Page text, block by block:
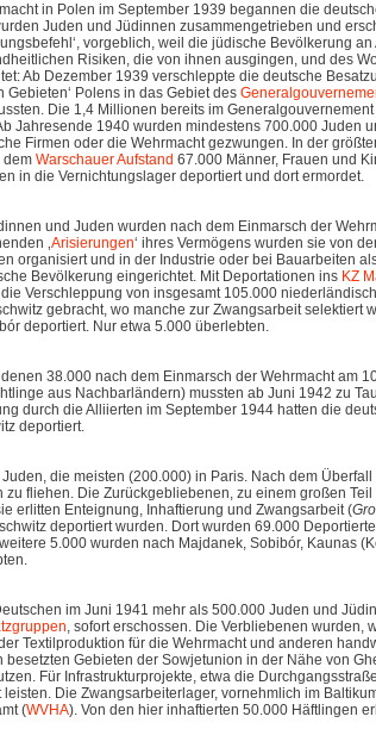
in Polen im September 1939 begannen die
Juden und Jüdinnen zusammengetrieben und
vorgeblich, weil die jüdische Bevölkerung an
Risiken, die von ihnen ausgingen, und des
Ab Dezember 1939 verschleppte die deutsche
Polens in das Gebiet des
Die 1,4 Millionen bereits im
Jahresende 1940 wurden mindestens 700.000 Juden
Firmen oder die Wehrmacht gezwungen. In der
dem Warschauer Aufstand 67.000 Männer, Frauen und
in die Vernichtungslager deportiert und dort ermordet.
und Juden wurden nach dem Einmarsch der
‚Arisierungen‘ ihres Vermögens wurden sie von
organisiert und in der Industrie oder bei Bauarbeiten
Bevölkerung eingerichtet. Mit Deportationen ins KZ
Verschleppung von insgesamt 105.000
gebracht, wo manche zur Zwangsarbeit selektiert
deportiert. Nur etwa 5.000 überlebten.
38.000 nach dem Einmarsch der Wehrmacht am
aus Nachbarländern) mussten ab Juni 1942 zu
durch die Alliierten im September 1944 hatten die
deportiert.
die meisten (200.000) in Paris. Nach dem
fliehen. Die Zurückgebliebenen, zu einem großen Teil
erlitten Enteignung, Inhaftierung und Zwangsarbeit (
deportiert wurden. Dort wurden 69.000
5.000 wurden nach Majdanek, Sobibór, Kaunas
im Juni 1941 mehr als 500.000 Juden und
, sofort erschossen. Die Verbliebenen wurden,
Textilproduktion für die Wehrmacht und anderen
Gebieten der Sowjetunion in der Nähe von
Für Infrastrukturprojekte, etwa die
Die Zwangsarbeiterlager, vornehmlich im
(WVHA). Von den hier inhaftierten 50.000 Häftlingen